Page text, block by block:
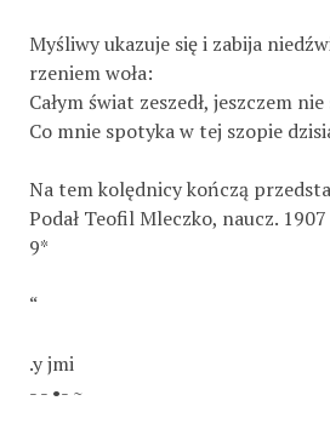
Myśliwy ukazuje się i zabija
rzeniem woła:
Całym świat zeszedł, jeszczem nie
Co mnie spotyka w tej szopie
Na tem kolędnicy kończą
Podał Teofil Mleczko, naucz. 1907
9*
“
.y jmi
- - •- ~